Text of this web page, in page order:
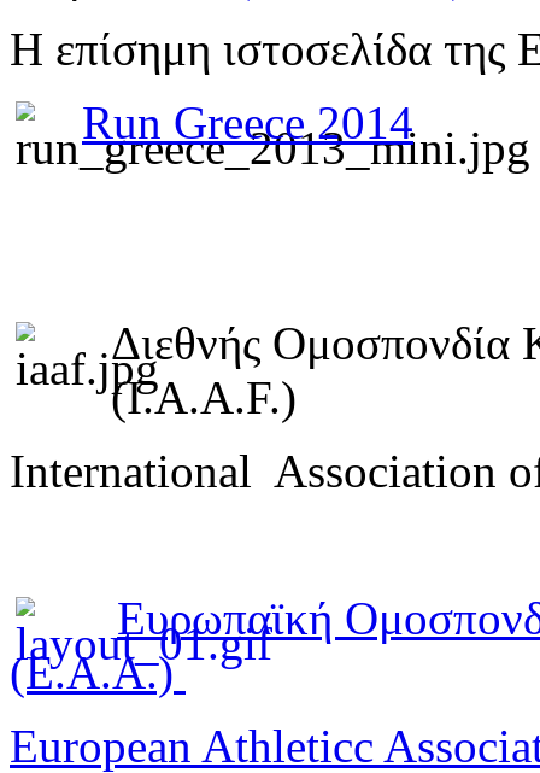
Η επίσημη ιστοσελίδα της
Run Greece 2014
Διεθνής Ομοσπονδία
(I.A.A.F.)
International Association
Ευρωπαϊκή
(E.A.A.)
European Athleticc